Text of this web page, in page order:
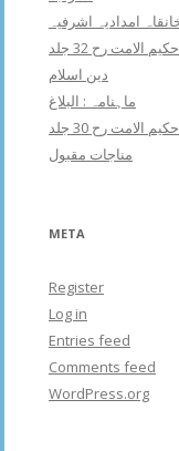
امدادیہ اشرفیہ
الامت رح 32 جلد
دین اسلام
ماہنامہ : البلاغ
الامت رح 30 جلد
مناجات مقبول
META
Register
Log in
Entries feed
Comments feed
WordPress.org